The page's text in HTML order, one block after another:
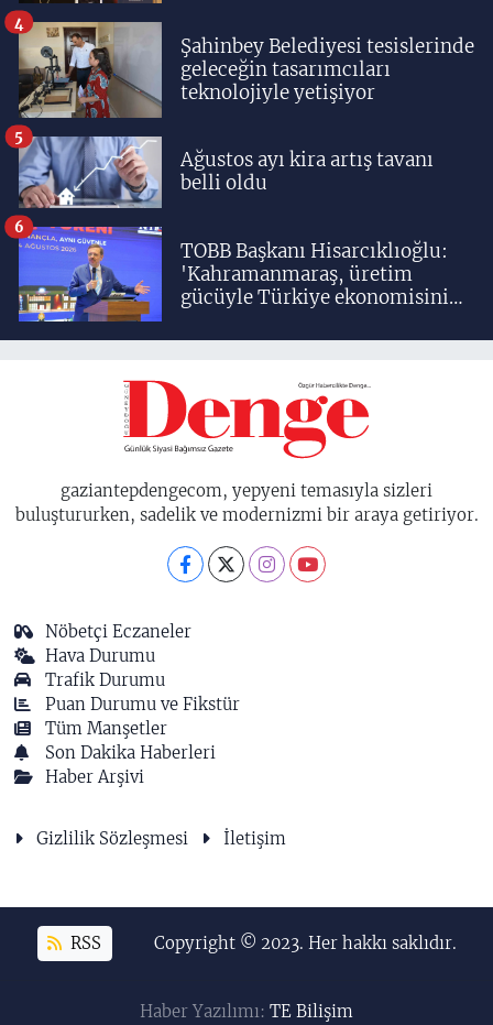
Şahinbey Belediyesi tesislerinde
geleceğin tasarımcıları
teknolojiyle yetişiyor
4
Ağustos ayı kira artış tavanı
belli oldu
5
TOBB Başkanı Hisarcıklıoğlu:
'Kahramanmaraş, üretim
gücüyle Türkiye ekonomisinin
birisidir'
6
gaziantepdengecom, yepyeni temasıyla sizleri
buluştururken, sadelik ve modernizmi bir araya getiriyor.
Nöbetçi Eczaneler
Hava Durumu
Trafik Durumu
Puan Durumu ve Fikstür
Tüm Manşetler
Son Dakika Haberleri
Haber Arşivi
Gizlilik Sözleşmesi İletişim
RSS Copyright © 2023. Her hakkı saklıdır.
Haber Yazılımı: TE Bilişim